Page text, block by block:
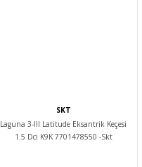
SKT
Laguna 3-III Latitude Eksantrik Keçesi
1.5 Dci K9K 7701478550 -Skt